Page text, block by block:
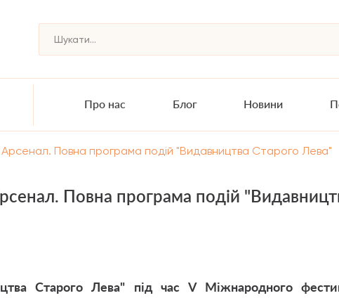
Про нас Блог Новини
Повна програма подій "Видавництва Старого Лева"
Повна програма подій
Старого Лева" під час V Міжнародного